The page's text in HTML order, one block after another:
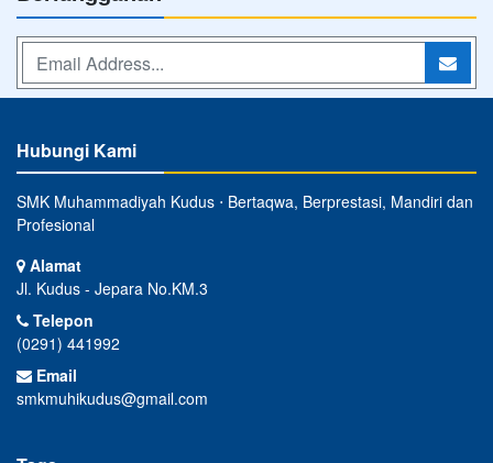
Hubungi Kami
SMK Muhammadiyah Kudus ⋅ Bertaqwa, Berprestasi, Mandiri dan
Profesional
Alamat
Jl. Kudus - Jepara No.KM.3
Telepon
(0291) 441992
Email
smkmuhikudus@gmail.com